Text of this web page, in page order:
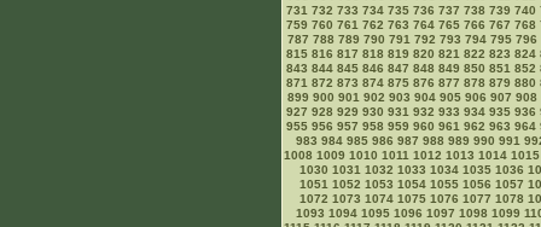
731 732 733 734 735 736 737 738 739 740
759 760 761 762 763 764 765 766 767 768
787 788 789 790 791 792 793 794 795 796
815 816 817 818 819 820 821 822 823 824
843 844 845 846 847 848 849 850 851 852
871 872 873 874 875 876 877 878 879 880
899 900 901 902 903 904 905 906 907 908
927 928 929 930 931 932 933 934 935 936
955 956 957 958 959 960 961 962 963 964
983 984 985 986 987 988 989 990 991
1008 1009 1010 1011 1012 1013 1014 1015
1030 1031 1032 1033 1034 1035 1036
1051 1052 1053 1054 1055 1056 1057
1072 1073 1074 1075 1076 1077 1078
1093 1094 1095 1096 1097 1098 1099